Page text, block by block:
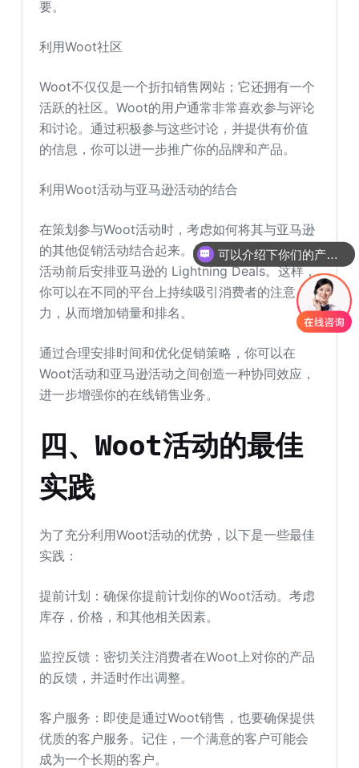
要。
利用Woot社区
Woot不仅仅是一个折扣销售网站；它还拥有一个
活跃的社区。Woot的用户通常非常喜欢参与评论
和讨论。通过积极参与这些讨论，并提供有价值
的信息，你可以进一步推广你的品牌和产品。
利用Woot活动与亚马逊活动的结合
在策划参与Woot活动时，考虑如何将其与亚马逊
的其他促销活动结合起来。例如，你可以在Woot
活动前后安排亚马逊的 Lightning Deals。这样，
你可以在不同的平台上持续吸引消费者的注意
力，从而增加销量和排名。
通过合理安排时间和优化促销策略，你可以在
Woot活动和亚马逊活动之间创造一种协同效应，
进一步增强你的在线销售业务。
四、Woot活动的最佳
实践
为了充分利用Woot活动的优势，以下是一些最佳
实践：
提前计划：确保你提前计划你的Woot活动。考虑
库存，价格，和其他相关因素。
监控反馈：密切关注消费者在Woot上对你的产品
的反馈，并适时作出调整。
客户服务：即使是通过Woot销售，也要确保提供
优质的客户服务。记住，一个满意的客户可能会
成为一个长期的客户。
可以介绍下你们的产品么